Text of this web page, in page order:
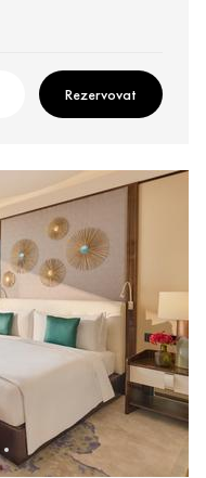
Rezervovat